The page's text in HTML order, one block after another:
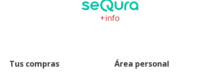
+info
Tus compras Área personal